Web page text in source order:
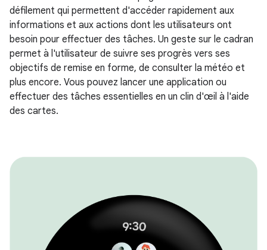
défilement qui permettent d'accéder rapidement aux
informations et aux actions dont les utilisateurs ont
besoin pour effectuer des tâches. Un geste sur le cadran
permet à l'utilisateur de suivre ses progrès vers ses
objectifs de remise en forme, de consulter la météo et
plus encore. Vous pouvez lancer une application ou
effectuer des tâches essentielles en un clin d'œil à l'aide
des cartes.